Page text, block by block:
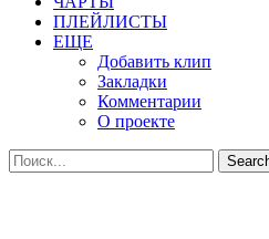
ПЛЕЙЛИСТЫ
ЕЩЕ
Добавить клип
Закладки
Комментарии
О проекте